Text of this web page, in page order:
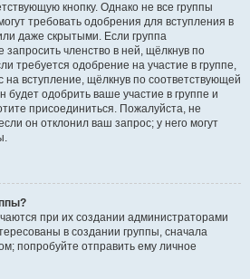
кнопку. Однако не все группы
требовать одобрения для вступления в
даже скрытыми. Если группа
членство в ней, щёлкнув по
требуется одобрение на участие в группе,
на вступление, щёлкнув по соответствующей
будет одобрить ваше участие в группе и
присоединиться. Пожалуйста, не
он отклонил ваш запрос; у него могут
при их создании администраторами
в создании группы, сначала
попробуйте отправить ему личное